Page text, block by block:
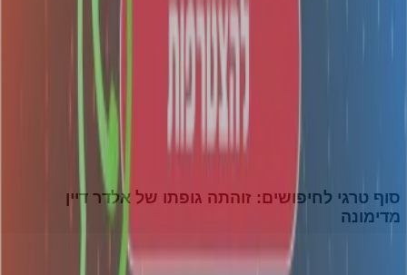
סוף טרגי לחיפושים: זוהתה גופתו של אלדר דיין
מדימונה